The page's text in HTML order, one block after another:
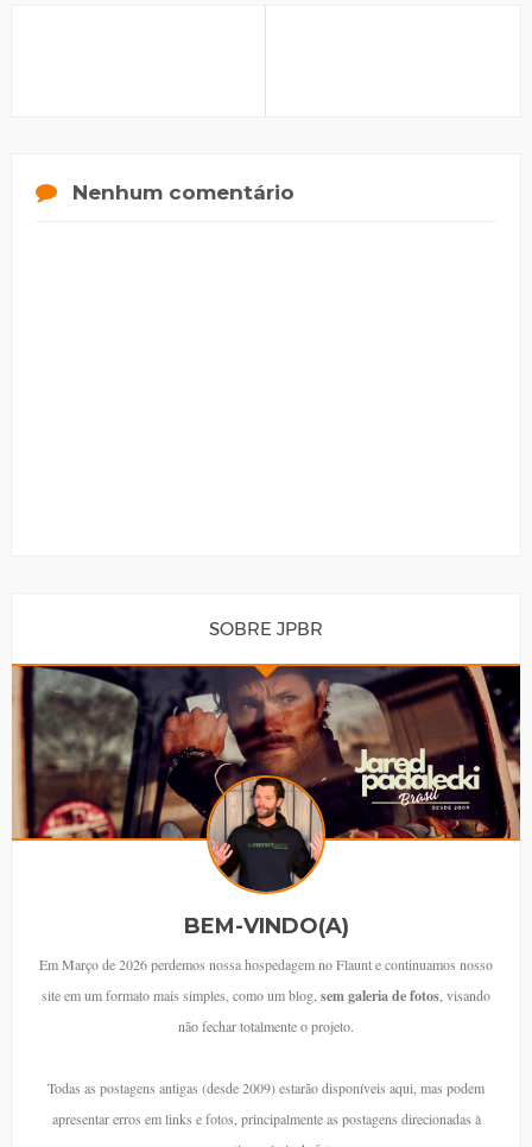
Nenhum comentário
SOBRE JPBR
BEM-VINDO(A)
Em Março de 2026 perdemos nossa hospedagem no Flaunt e continuamos nosso
site em um formato mais simples, como um blog, sem galeria de fotos , visando
não fechar totalmente o projeto.
Todas as postagens antigas (desde 2009) estarão disponíveis aqui, mas podem
apresentar erros em links e fotos, principalmente as postagens direcionadas à